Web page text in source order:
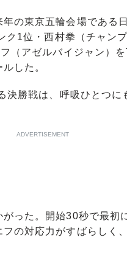
の東京五輪会場である
1位・西村拳（チャン
（アゼルバイジャン）
した。
勝戦は、呼吸ひとつに
ADVERTISEMENT
った。開始30秒で最初
の対応力がすばらしく